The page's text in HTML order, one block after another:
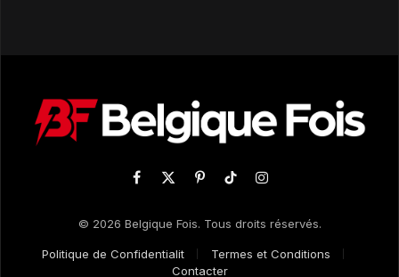
Facebook
X
PinterestTikTokInstagram
© 2026 Belgique Fois. Tous droits réservés.
Politique de Confidentialit
Termes et Conditions
Contacter